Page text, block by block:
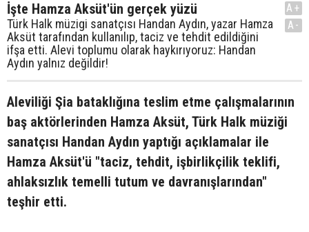
İşte Hamza Aksüt'ün gerçek yüzü
Türk Halk müzigi sanatçısı Handan Aydın, yazar Hamza
Aksüt tarafından kullanılıp, taciz ve tehdit edildiğini
ifşa etti. Alevi toplumu olarak haykırıyoruz: Handan
Aydın yalnız değildir!
A+
A-
Aleviliği Şia bataklığına teslim etme çalışmalarının
baş aktörlerinden Hamza Aksüt, Türk Halk müziği
sanatçısı Handan Aydın yaptığı açıklamalar ile
Hamza Aksüt'ü "taciz, tehdit, işbirlikçilik teklifi,
ahlaksızlık temelli tutum ve davranışlarından"
teşhir etti.